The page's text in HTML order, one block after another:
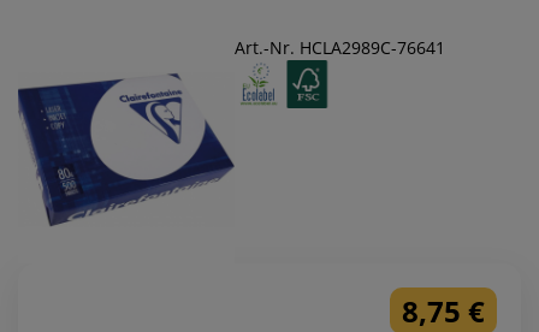
Art.-Nr. HCLA2989C-76641
8,75 €